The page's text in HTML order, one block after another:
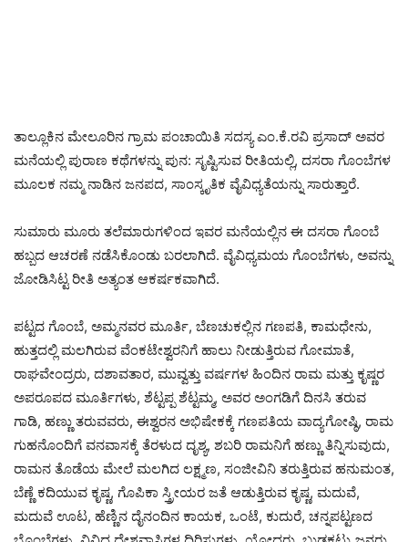
ತಾಲ್ಲೂಕಿನ ಮೇಲೂರಿನ ಗ್ರಾಮ ಪಂಚಾಯಿತಿ ಸದಸ್ಯ ಎಂ.ಕೆ.ರವಿ ಪ್ರಸಾದ್ ಅವರ
ಮನೆಯಲ್ಲಿ ಪುರಾಣ ಕಥೆಗಳನ್ನು ಪುನ: ಸೃಷ್ಟಿಸುವ ರೀತಿಯಲ್ಲಿ, ದಸರಾ ಗೊಂಬೆಗಳ
ಮೂಲಕ ನಮ್ಮ ನಾಡಿನ ಜನಪದ, ಸಾಂಸ್ಕೃತಿಕ ವೈವಿಧ್ಯತೆಯನ್ನು ಸಾರುತ್ತಾರೆ.
ಸುಮಾರು ಮೂರು ತಲೆಮಾರುಗಳಿಂದ ಇವರ ಮನೆಯಲ್ಲಿನ ಈ ದಸರಾ ಗೊಂಬೆ
ಹಬ್ಬದ ಆಚರಣೆ ನಡೆಸಿಕೊಂಡು ಬರಲಾಗಿದೆ. ವೈವಿಧ್ಯಮಯ ಗೊಂಬೆಗಳು, ಅವನ್ನು
ಜೋಡಿಸಿಟ್ಟ ರೀತಿ ಅತ್ಯಂತ ಆಕರ್ಷಕವಾಗಿದೆ.
ಪಟ್ಟದ ಗೊಂಬೆ, ಅಮ್ಮನವರ ಮೂರ್ತಿ, ಬೆಣಚುಕಲ್ಲಿನ ಗಣಪತಿ, ಕಾಮಧೇನು,
ಹುತ್ತದಲ್ಲಿ ಮಲಗಿರುವ ವೆಂಕಟೇಶ್ವರನಿಗೆ ಹಾಲು ನೀಡುತ್ತಿರುವ ಗೋಮಾತೆ,
ರಾಘವೇಂದ್ರರು, ದಶಾವತಾರ, ಮುವ್ವತ್ತು ವರ್ಷಗಳ ಹಿಂದಿನ ರಾಮ ಮತ್ತು ಕೃಷ್ಣರ
ಅಪರೂಪದ ಮೂರ್ತಿಗಳು, ಶೆಟ್ಟಪ್ಪ ಶೆಟ್ಟಮ್ಮ, ಅವರ ಅಂಗಡಿಗೆ ದಿನಸಿ ತರುವ
ಗಾಡಿ, ಹಣ್ಣು ತರುವವರು, ಈಶ್ವರನ ಅಭಿಷೇಕಕ್ಕೆ ಗಣಪತಿಯ ವಾದ್ಯಗೋಷ್ಠಿ, ರಾಮ
ಗುಹನೊಂದಿಗೆ ವನವಾಸಕ್ಕೆ ತೆರಳುದ ದೃಶ್ಯ, ಶಬರಿ ರಾಮನಿಗೆ ಹಣ್ಣು ತಿನ್ನಿಸುವುದು,
ರಾಮನ ತೊಡೆಯ ಮೇಲೆ ಮಲಗಿದ ಲಕ್ಷ್ಮಣ, ಸಂಜೀವಿನಿ ತರುತ್ತಿರುವ ಹನುಮಂತ,
ಬೆಣ್ಣೆ ಕದಿಯುವ ಕೃಷ್ಣ, ಗೊಪಿಕಾ ಸ್ತ್ರೀಯರ ಜತೆ ಆಡುತ್ತಿರುವ ಕೃಷ್ಣ, ಮದುವೆ,
ಮದುವೆ ಊಟ, ಹೆಣ್ಣಿನ ದೈನಂದಿನ ಕಾಯಕ, ಒಂಟೆ, ಕುದುರೆ, ಚನ್ನಪಟ್ಟಣದ